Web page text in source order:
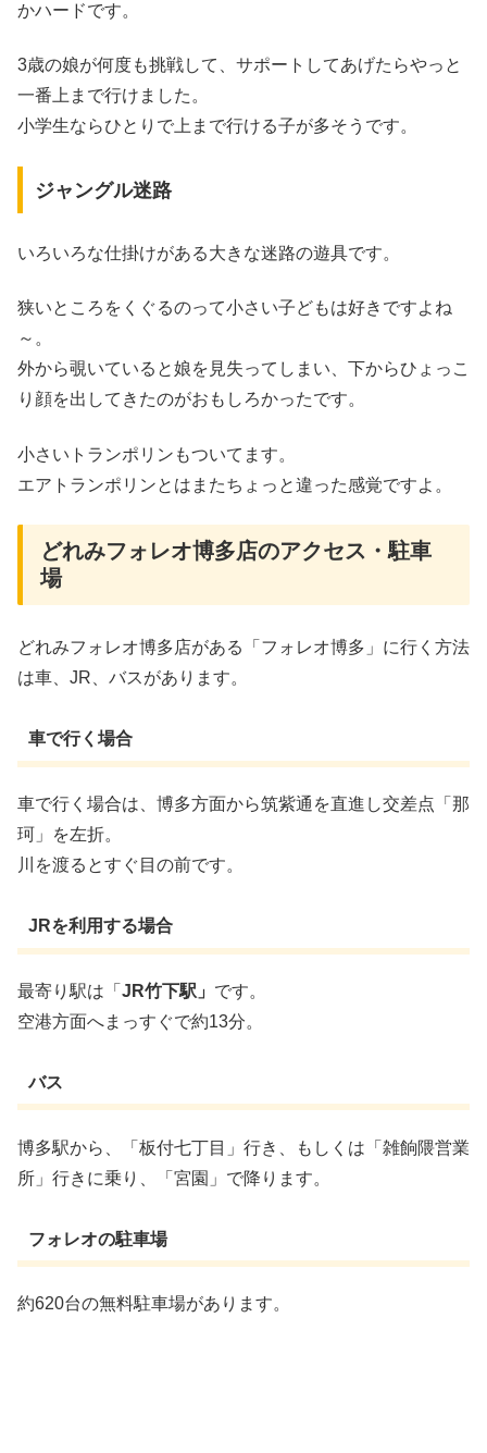
かハードです。
3歳の娘が何度も挑戦して、サポートしてあげたらやっと
一番上まで行けました。
小学生ならひとりで上まで行ける子が多そうです。
ジャングル迷路
いろいろな仕掛けがある大きな迷路の遊具です。
狭いところをくぐるのって小さい子どもは好きですよね
～。
外から覗いていると娘を見失ってしまい、下からひょっこ
り顔を出してきたのがおもしろかったです。
小さいトランポリンもついてます。
エアトランポリンとはまたちょっと違った感覚ですよ。
どれみフォレオ博多店のアクセス・駐車
場
どれみフォレオ博多店がある「フォレオ博多」に行く方法
は車、JR、バスがあります。
車で行く場合
車で行く場合は、博多方面から筑紫通を直進し交差点「那
珂」を左折。
川を渡るとすぐ目の前です。
JRを利用する場合
最寄り駅は「 JR竹下駅」 です。
空港方面へまっすぐで約13分。
バス
博多駅から、「板付七丁目」行き、もしくは「雑餉隈営業
所」行きに乗り、「宮園」で降ります。
フォレオの駐車場
約620台の無料駐車場があります。